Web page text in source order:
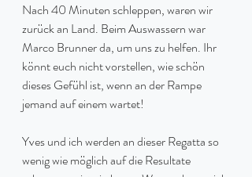
Nach 40 Minuten schleppen, waren wir
zurück an Land. Beim Auswassern war
Marco Brunner da, um uns zu helfen. Ihr
könnt euch nicht vorstellen, wie schön
dieses Gefühl ist, wenn an der Rampe
jemand auf einem wartet!
Yves und ich werden an dieser Regatta so
wenig wie möglich auf die Resultate